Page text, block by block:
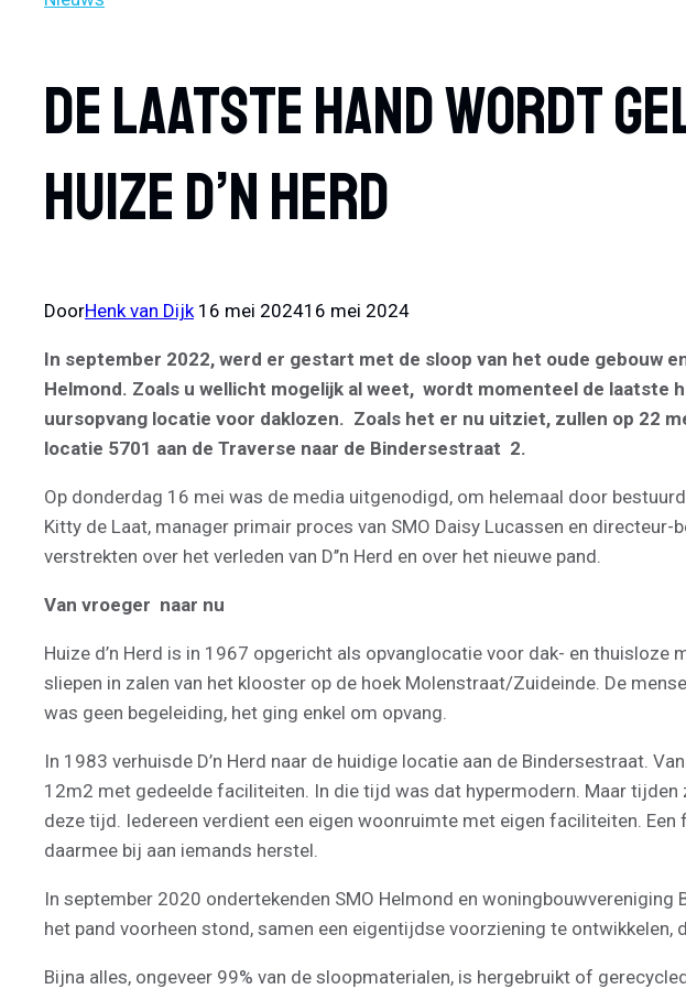
De Laatste Hand Wordt
Huize D’n Herd
DoorHenk van Dijk 16 mei 202416 mei 2024
In september 2022, werd er gestart met de sloop van het oude gebouw
Helmond. Zoals u wellicht mogelijk al weet, wordt momenteel de laatste
uursopvang locatie voor daklozen. Zoals het er nu uitziet, zullen op 22
locatie 5701 aan de Traverse naar de Bindersestraat 2.
Op donderdag 16 mei was de media uitgenodigd, om helemaal door
Kitty de Laat, manager primair proces van SMO Daisy Lucassen en
verstrekten over het verleden van D’’n Herd en over het nieuwe pand.
Van vroeger naar nu
Huize d’n Herd is in 1967 opgericht als opvanglocatie voor dak- en thuisloze
sliepen in zalen van het klooster op de hoek Molenstraat/Zuideinde. De
was geen begeleiding, het ging enkel om opvang.
In 1983 verhuisde D’n Herd naar de huidige locatie aan de Bindersestraat.
12m2 met gedeelde faciliteiten. In die tijd was dat hypermodern. Maar
deze tijd. Iedereen verdient een eigen woonruimte met eigen faciliteiten.
daarmee bij aan iemands herstel.
In september 2020 ondertekenden SMO Helmond en
het pand voorheen stond, samen een eigentijdse voorziening te ontwikkelen,
Bijna alles, ongeveer 99% van de sloopmaterialen, is hergebruikt of